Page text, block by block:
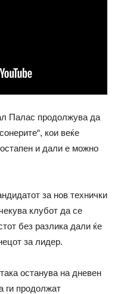
Палас продолжува да
кои веќе
и дали е можно
за нов технички
клубот да се
без разлика дали ќе
за лидер.
останува на дневен
ги продолжат